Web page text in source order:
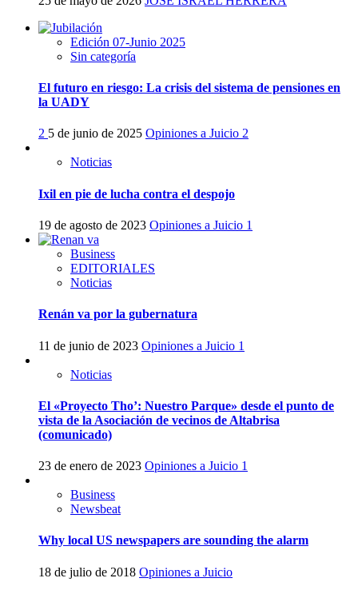
Edición 07-Junio 2025
Sin categoría
El futuro en riesgo: La crisis del sistema de pensiones en
la UADY
2 5 de junio de 2025 Opiniones a Juicio 2
Noticias
Ixil en pie de lucha contra el despojo
19 de agosto de 2023 Opiniones a Juicio 1
Business
EDITORIALES
Noticias
Renán va por la gubernatura
11 de junio de 2023 Opiniones a Juicio 1
Noticias
El «Proyecto Tho’: Nuestro Parque» desde el punto de
vista de la Asociación de vecinos de Altabrisa
(comunicado)
23 de enero de 2023 Opiniones a Juicio 1
Business
Newsbeat
Why local US newspapers are sounding the alarm
18 de julio de 2018 Opiniones a Juicio